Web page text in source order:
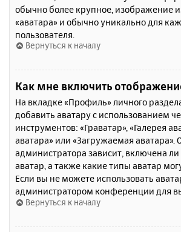
обычно более крупное, изображение
«аватара» и обычно уникально для
пользователя.
Вернуться к началу
Как мне включить
На вкладке «Профиль» личного
добавить аватару с использованием
инструментов: «Граватар», «Галерея
аватара» или «Загружаемая аватара».
администратора зависит, включена
аватар, а также какие типы аватар
Если вы не можете использовать
администратором конференции для
Вернуться к началу